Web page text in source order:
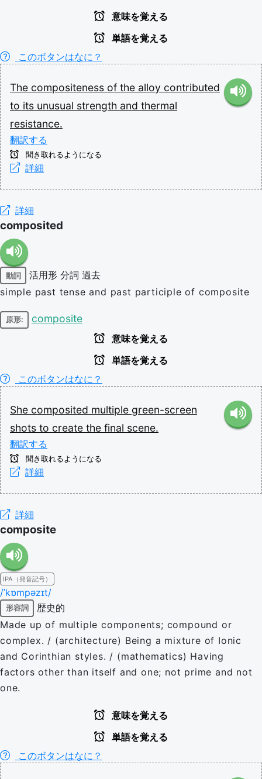
意味を覚える
単語を覚える
このボタンはなに？
The compositeness of the alloy contributed
to its unusual strength and thermal
resistance.
翻訳する
聞き取れるようになる
詳細
詳細
composited
動詞 活用形 分詞 過去
simple past tense and past participle of composite
原形: composite
意味を覚える
単語を覚える
このボタンはなに？
She composited multiple green-screen
shots to create the final scene.
翻訳する
聞き取れるようになる
詳細
詳細
composite
IPA（発音記号）
/ˈkɒmpəzɪt/
形容詞
歴史的
Made up of multiple components; compound or
complex. / (architecture) Being a mixture of Ionic
and Corinthian styles. / (mathematics) Having
factors other than itself and one; not prime and not
one.
意味を覚える
単語を覚える
このボタンはなに？